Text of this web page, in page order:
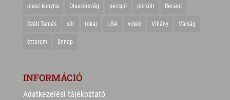
olasz konyha Olaszország pezsgő pörkölt Recept
Széll Tamás sör tokaj USA videó Villány Válság
étterem ünnep
INFORMÁCIÓ
Adatkezelési tájékoztató